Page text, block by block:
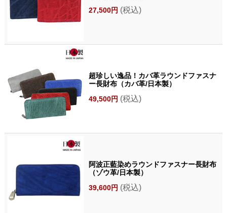
27,500円 (税込)
超珍しい逸品！カバ革ラウンドファスナ
ー長財布（カバ革/日本製）
49,500円 (税込)
阿波正藍染めラウンドファスナー長財布
（ゾウ革/日本製）
39,600円 (税込)